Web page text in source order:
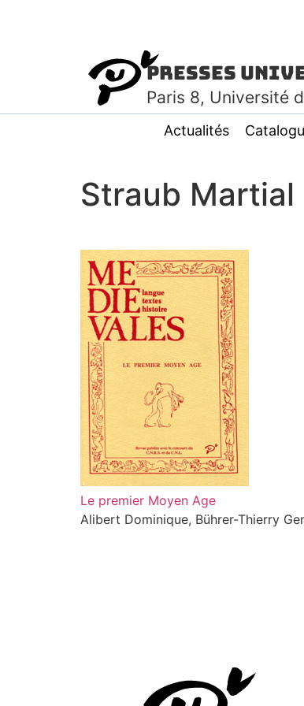
Presses
Paris 8, Université
Actualités
Straub Martial
Le premier Moyen Age
Alibert Dominique, Bührer-Thierry